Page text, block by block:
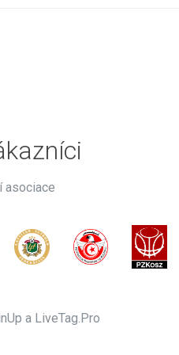
asociace
a LiveTag.Pro